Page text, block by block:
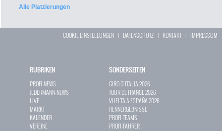
Alle Platzierungen
COOKIE EINSTELLUNGEN | DATENSCHUTZ | KONTAKT| IMPRESSUM
RUBRIKEN
PROFI-NEWS
JEDERMANN-NEWS
LIVE
MARKT
KALENDER
VEREINE
SONDERSEITEN
GIRO D`ITALIA 2026
TOUR DE FRANCE 2026
VUELTA A ESPAÑA 2026
RENNERGEBNISSE
PROFI-TEAMS
PROFI-FAHRER